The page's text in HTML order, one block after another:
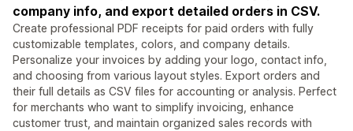
company info, and export detailed orders in CSV.
Create professional PDF receipts for paid orders with fully
customizable templates, colors, and company details.
Personalize your invoices by adding your logo, contact info,
and choosing from various layout styles. Export orders and
their full details as CSV files for accounting or analysis. Perfect
for merchants who want to simplify invoicing, enhance
customer trust, and maintain organized sales records with